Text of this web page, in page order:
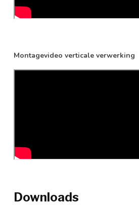
Montagevideo verticale verwerking
Downloads